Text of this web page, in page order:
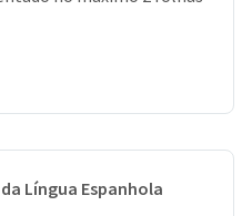
Língua Espanhola